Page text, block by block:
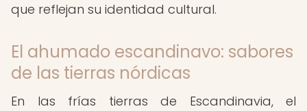
que reflejan su identidad cultural.
El ahumado escandinavo: sabores
de las tierras nórdicas
En las frías tierras de Escandinavia, el